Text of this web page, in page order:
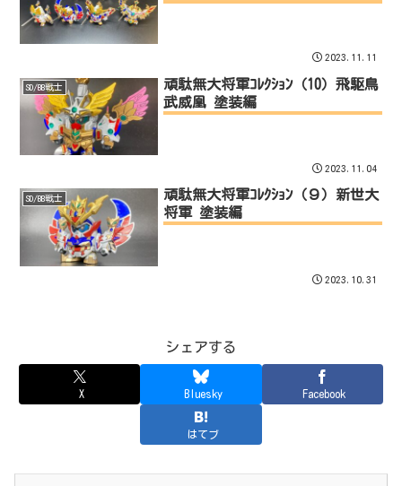
2023.11.11
SD/BB戦士
頑駄無大将軍ｺﾚｸｼｮﾝ（10）飛駆鳥
武威凰 塗装編
2023.11.04
SD/BB戦士
頑駄無大将軍ｺﾚｸｼｮﾝ（９）新世大
将軍 塗装編
2023.10.31
シェアする
X Bluesky Facebook
はてブ